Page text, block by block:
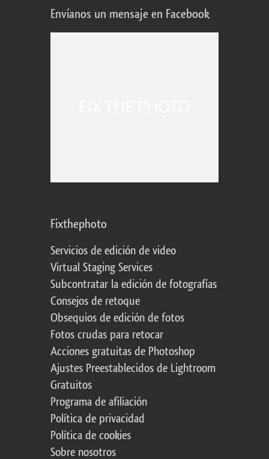
Envíanos un mensaje en Facebook
Fixthephoto
Servicios de edición de video
Virtual Staging Services
Subcontratar la edición de fotografías
Consejos de retoque
Obsequios de edición de fotos
Fotos crudas para retocar
Acciones gratuitas de Photoshop
Ajustes Preestablecidos de Lightroom
Gratuitos
Programa de afiliación
Política de privacidad
Política de cookies
Sobre nosotros